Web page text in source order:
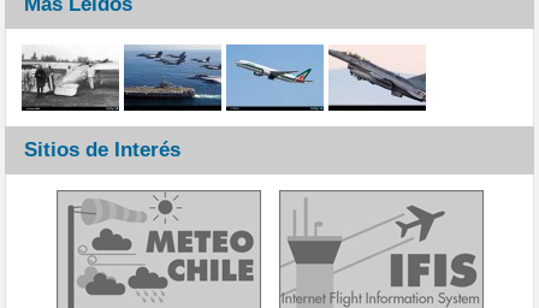
Sitios de Interés